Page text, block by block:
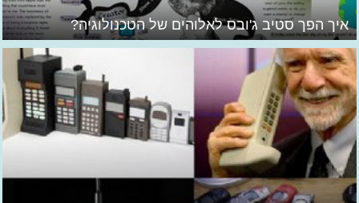
איך הפך סטיב ג'ובס לאלוהים של הטכנולוגיה?